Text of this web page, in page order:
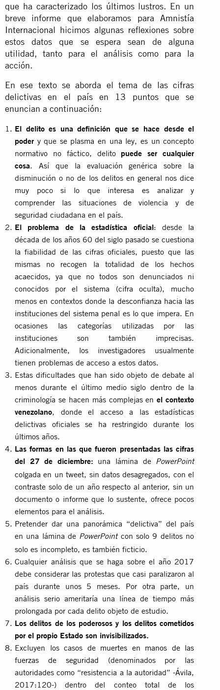
que ha caracterizado los últimos lustros. En un
breve informe que elaboramos paraAmnistía
Internacional hicimos algunas reflexiones sobre
estos datos que se espera sean de alguna
utilidad, tanto para el análisis como para la
acción.
En ese texto se aborda el tema de las cifras
delictivas en el país en 13 puntos que se
enuncian a continuación:
El delito es una definición que se hace desde el
podery que se plasma en una ley, es un concepto
normativo no fáctico, delito puede ser cualquier
cosa. Así que la evaluación genérica sobre la
disminución o no de los delitos en general nos dice
muy poco si lo que interesa es analizar y
comprender las situaciones de violencia y de
seguridad ciudadana en el país.
El problema de la estadística oficial: desde la
década de los años 60 del siglo pasado se cuestiona
la fiabilidad de las cifras oficiales, puesto que las
mismas no recogen la totalidad de los hechos
acaecidos, ya que no todos son denunciados ni
conocidos por el sistema (cifra oculta), mucho
menos en contextos donde la desconfianza hacia las
instituciones del sistema penal es lo que impera. En
ocasiones las categorías utilizadas por las
instituciones son también imprecisas.
Adicionalmente, los investigadores usualmente
tienen problemas de acceso a estos datos.
Estas dificultades que han sido objeto de debate al
menos durante el último medio siglo dentro de la
criminología se hacen más complejas enel contexto
venezolano, donde el acceso a las estadísticas
delictivas oficiales se ha restringido durante los
últimos años.
Las formas en las que fueron presentadas las cifras
del 27 de diciembre: una lámina de PowerPoint
colgada en un tweet, sin datos desagregados, con el
contraste solo de un año respecto al anterior, sin un
documento o informe que lo sustente, ofrece pocos
elementos para el análisis.
Pretender dar una panorámica “delictiva” del país
en una lámina de PowerPointcon solo 9 delitos no
solo es incompleto, es también ficticio.
Cualquier análisis que se haga sobre el año 2017
debe considerar las protestas que casi paralizaron al
país durante unos 5 meses. Por otra parte, un
análisis serio ameritaría una línea de tiempo más
prolongada por cada delito objeto de estudio.
Los delitos de los poderosos y los delitos cometidos
por el propio Estado son invisibilizados.
Excluyen los casos de muertes en manos de las
fuerzas de seguridad (denominados por las
autoridades como “resistencia a la autoridad” -Ávila,
2017:120-) dentro del conteo total de los